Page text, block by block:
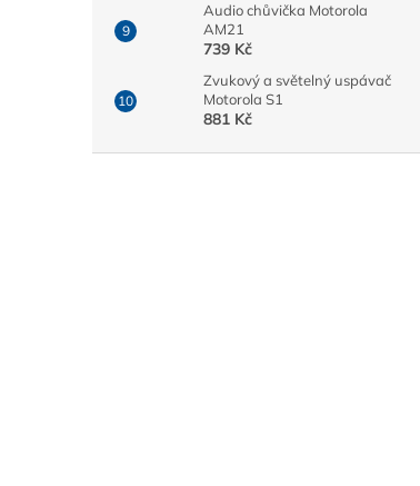
Audio chůvička Motorola
AM21
739 Kč
Zvukový a světelný uspávač
Motorola S1
881 Kč